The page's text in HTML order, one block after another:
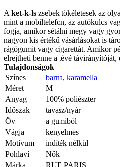
A ket-k-ls zsebek tökéletesek az
mint a mobiltelefon, az autókulcs
fogja, amikor sétálni megy vagy
nagyon kis értékű vásárlásokat is
rágógumit vagy cigarettát. Amikor
elrejtheti benne a tévé távirányítóját,
Tulajdonságok
Színes
barna, karamella
Méret
M
Anyag
100% poliészter
Időszak
tavasz/nyár
Öv
a gumiból
Vágja
kenyelmes
Motívum
indíték nélkül
Pohlaví
Nők
Márka
RUE PARIS